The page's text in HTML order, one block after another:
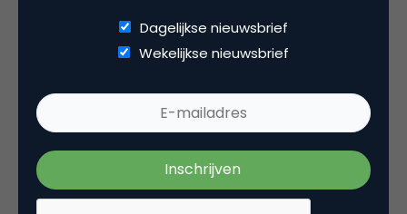
Daan Koek
Founder & CEO bijAimy
Daan Koek heeft veelzijdige ervaring op het
gebied van online marketing, E-commerce, SaaS
Dagelijkse nieuwsbrief
Wekelijkse nieuwsbrief